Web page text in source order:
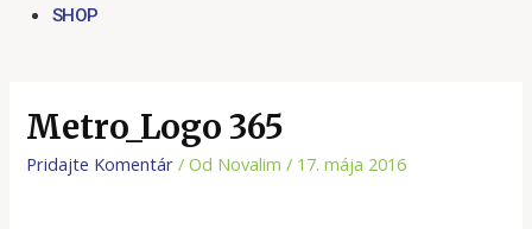
SHOP
Metro_Logo 365
Pridajte Komentár / Od Novalim/ 17. mája 2016